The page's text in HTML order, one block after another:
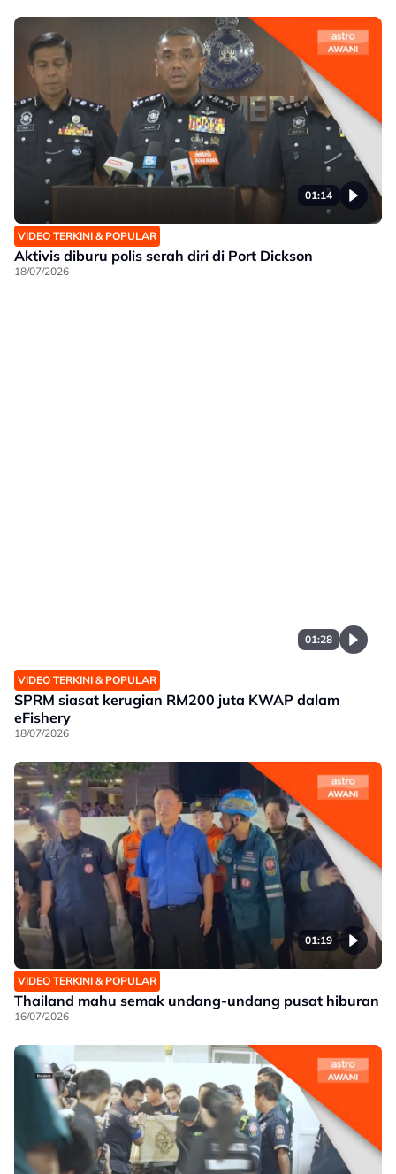
01:14
VIDEO TERKINI & POPULAR
Aktivis diburu polis serah diri di Port Dickson
18/07/2026
01:28
VIDEO TERKINI & POPULAR
SPRM siasat kerugian RM200 juta KWAP dalam
eFishery
18/07/2026
01:19
VIDEO TERKINI & POPULAR
Thailand mahu semak undang-undang pusat hiburan
16/07/2026